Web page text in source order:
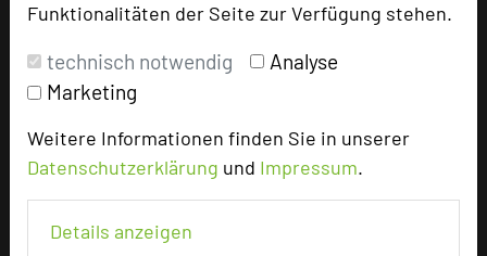
Funktionalitäten der Seite zur Verfügung stehen.
technisch notwendig
Analyse
Marketing
Weitere Informationen finden Sie in unserer
Datenschutzerklärung und Impressum.
Details anzeigen
zur Tagungsanfrage hinzufügen
Hoteldaten